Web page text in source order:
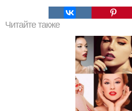
Читайте также